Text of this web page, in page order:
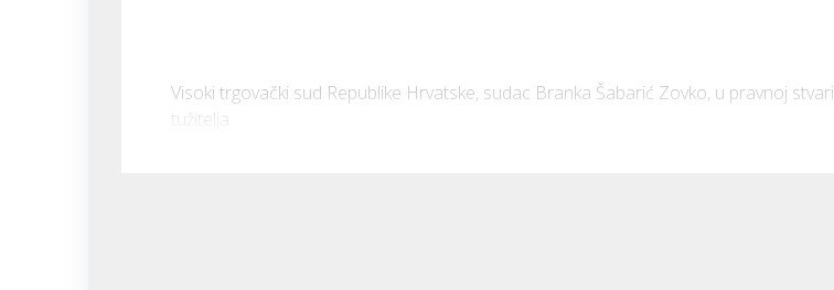
Visoki trgovački sud Republike Hrvatske, sudac Branka Šabarić Zovko, u pravnoj stvari
tužitelja